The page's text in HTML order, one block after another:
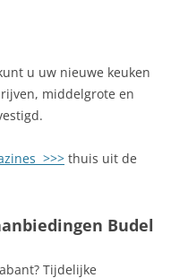
u uw nieuwe keuken
middelgrote en
>>> thuis uit de
Budel
Tijdelijke